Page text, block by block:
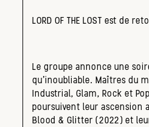
LORD OF THE LOST est de
Le groupe annonce une
qu’inoubliable. Maîtres du
Industrial, Glam, Rock et
poursuivent leur ascension
Blood & Glitter (2022) et